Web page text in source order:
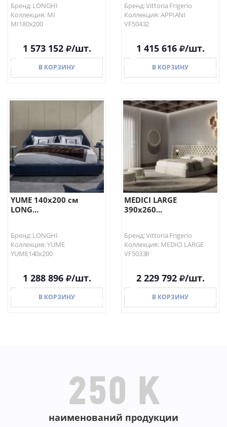
Бренд: LONGHI
Коллекция: MI
MI180х200
1 573 152 /шт.
В КОРЗИНУ
Бренд: Vittoria Frigerio
Коллекция: APPIANI
VF50432
1 415 616 /шт.
В КОРЗИНУ
В КОРЗИНУ
YUME 140х200 см
LONG...
Бренд: LONGHI
Коллекция: YUME
YUME140х200
1 288 896 /шт.
В КОРЗИНУ
MEDICI LARGE
390x260...
Бренд: Vittoria Frigerio
Коллекция: MEDICI LARGE
VF50338
2 229 792 /шт.
В КОРЗИНУ
250 K
наименований продукции